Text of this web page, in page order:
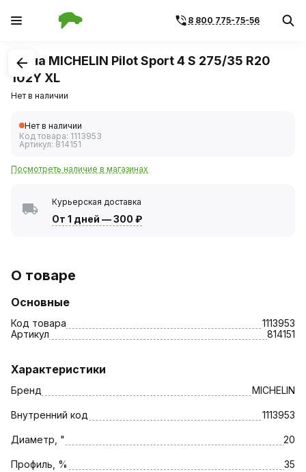
8 800 775-75-56
1/1
Шина MICHELIN Pilot Sport 4 S 275/35 R20
102Y XL
Нет в наличии
Нет в наличии
Код товара: 1113953
Артикул: 814151
Посмотреть наличие в магазинах
Курьерская доставка
От 1 дней —300 ₽
О товаре
Основные
Код товара
1113953
Артикул
814151
Характеристики
Бренд MICHELIN
Внутренний код 1113953
Диаметр, " 20
Профиль, % 35